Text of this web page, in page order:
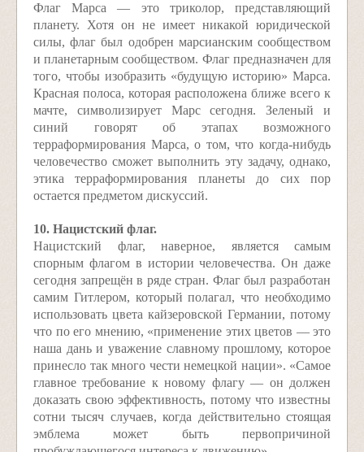
Флаг Марса — это триколор, представляющий
планету. Хотя он не имеет никакой юридической
силы, флаг был одобрен марсианским сообществом
и планетарным сообществом. Флаг предназначен для
того, чтобы изобразить «будущую историю» Марса.
Красная полоса, которая расположена ближе всего к
мачте, символизирует Марс сегодня. Зеленый и
синий говорят об этапах возможного
терраформирования Марса, о том, что когда-нибудь
человечество сможет выполнить эту задачу, однако,
этика терраформирования планеты до сих пор
остается предметом дискуссий.
10. Нацистский флаг.
Нацистский флаг, наверное, является самым
спорным флагом в истории человечества. Он даже
сегодня запрещён в ряде стран. Флаг был разработан
самим Гитлером, который полагал, что необходимо
использовать цвета кайзеровской Германии, потому
что по его мнению, «применение этих цветов — это
наша дань и уважение славному прошлому, которое
принесло так много чести немецкой нации». «Самое
главное требование к новому флагу — он должен
доказать свою эффективность, потому что известны
сотни тысяч случаев, когда действительно стоящая
эмблема может быть первопричиной